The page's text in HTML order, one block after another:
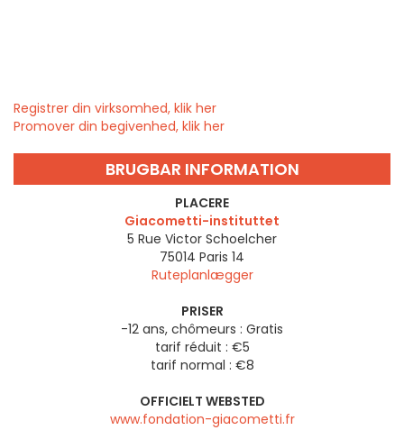
Registrer din virksomhed, klik her
Promover din begivenhed, klik her
BRUGBAR INFORMATION
PLACERE
Giacometti-instituttet
5 Rue Victor Schoelcher
75014 Paris 14
Ruteplanlægger
PRISER
-12 ans, chômeurs : Gratis
tarif réduit : €5
tarif normal : €8
OFFICIELT WEBSTED
www.fondation-giacometti.fr